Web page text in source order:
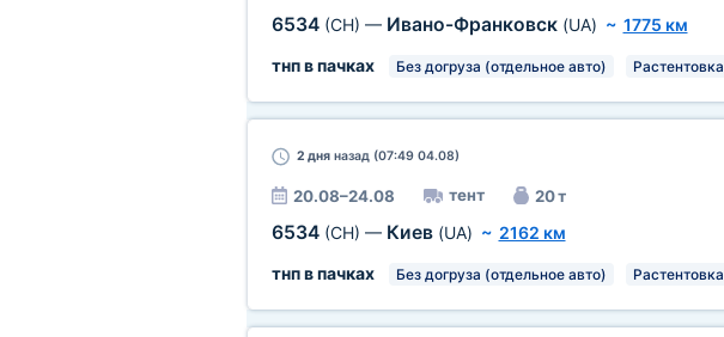
6534 (CH) — Ивано-Франковск (UA) ~ 1775 км
тнп в пачках
Без догруза (отдельное авто) Растентовка
2 дняназад (07:49 04.08)
20.08–24.08 тент 20 т
6534 (CH) — Киев (UA) ~ 2162 км
тнп в пачках
Без догруза (отдельное авто) Растентовка